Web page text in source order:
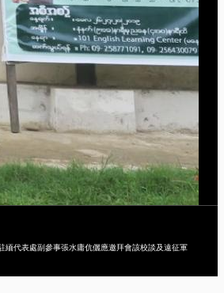
代表處副參事張水庸伉儷應邀拜會該校談及遠征軍